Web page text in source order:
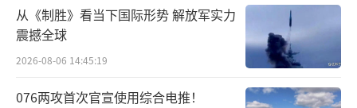
定”，而是围绕某些明确的应用目标做出有针
对性的产品。比如帮助瘫痪病人恢复肢体控
制，那只需要对运动皮层和脊髓通道做高效连
接即可。
从《制胜》看当下国际形势 解放军实力
震撼全球
2026-08-06 14:45:19
076两攻首次官宣使用综合电推！